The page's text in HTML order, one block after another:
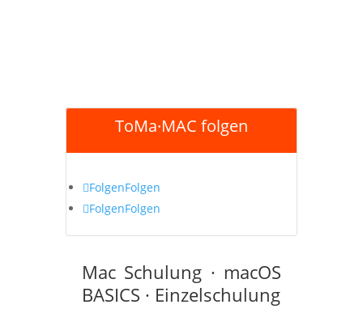
ToMa·MAC folgen
FolgenFolgen
FolgenFolgen
Mac Schulung · macOS
BASICS · Einzelschulung